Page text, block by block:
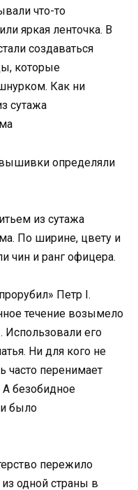
что-то
яркая ленточка. В
создаваться
которые
Как ни
сутажа
определяли
из сутажа
По ширине, цвету и
чин и ранг офицера.
Петр I.
течение возымело
Использовали его
Ни для кого не
часто перенимает
безобидное
было
пережило
одной страны в